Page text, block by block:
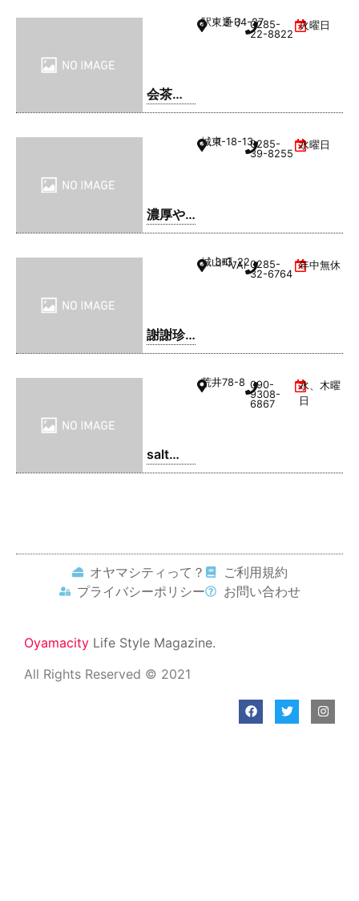
会茶
(AIAI
駅東通り3-34-270285-
22-8822
火曜日
濃厚や
きそ
城東1-18-130285-
39-8255
水曜日
謝謝珍
珠 | シ
城山町3-3-22
VAL1階0285-
32-6764
年中無休
salt
coffee
荒井78-8 090-
9308-
6867
水、木曜
日
オヤマシティって？
ご利用規約
プライバシーポリシー
お問い合わせ
Oyamacity Life Style Magazine.
All Rights Reserved © 2021